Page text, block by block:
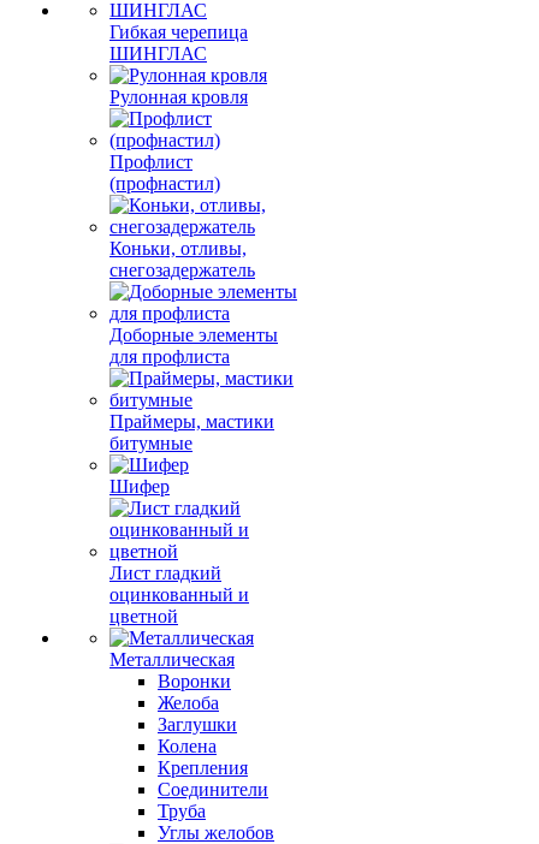
Гибкая черепица
ШИНГЛАС
Рулонная кровля
Профлист
(профнастил)
Коньки, отливы,
снегозадержатель
Доборные элементы
для профлиста
Праймеры, мастики
битумные
Шифер
Лист гладкий
оцинкованный и
цветной
Металлическая
Воронки
Желоба
Заглушки
Колена
Крепления
Соединители
Труба
Углы желобов